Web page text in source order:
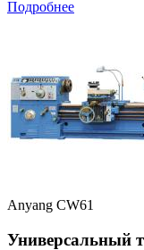
Подробнее
Anyang CW61
Универсальный